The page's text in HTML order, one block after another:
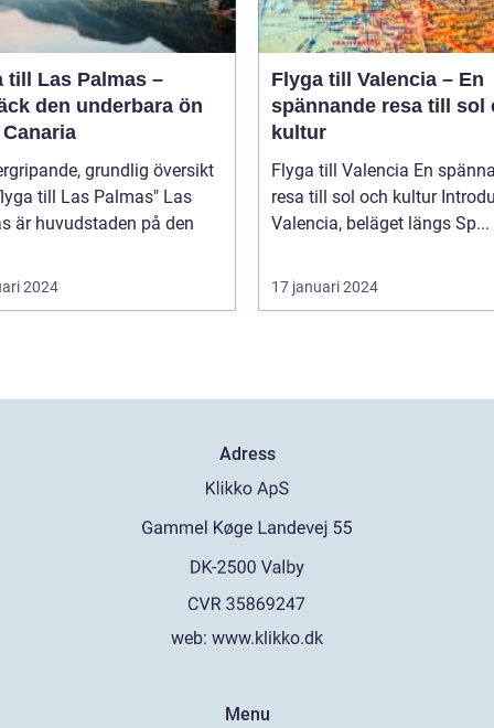
till Las Palmas –
den underbara ön
grundlig översikt
till Las Palmas" Las
är huvudstaden på den
2024
Flyga till Valencia – En
spännande resa till sol
kultur
Flyga till Valencia En spännande
resa till sol och kultur Introduktion
Valencia, beläget längs Sp...
17 januari 2024
Adress
web: www.klikko.dk
Menu